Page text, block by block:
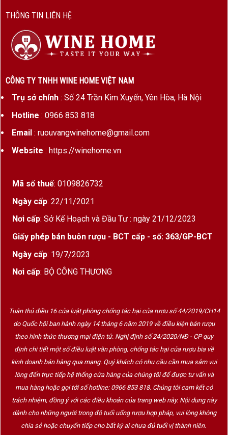
THÔNG TIN LIÊN HỆ
CÔNG TY TNHH WINE HOME VIỆT NAM
Trụ sở chính: Số 24 Trần Kim Xuyến, Yên Hòa, Hà Nội
Hotline : 0966 853 818
Email : ruouvangwinehome@gmail.com
Website : https://winehome.vn
Mã số thuế: 0109826732
Ngày cấp: 22/11/2021
Nơi cấp: Sở Kế Hoạch và Đầu Tư : ngày 21/12/2023
Giấy phép bán buôn rượu - BCT cấp - số: 363/GP-BCT
Ngày cấp: 19/7/2023
Nơi cấp: BỘ CÔNG THƯƠNG
Tuân thủ điều 16 của luật phòng chống tác hại của rượu số 44/2019/CH14
do Quốc hội ban hành ngày 14 tháng 6 năm 2019 về điều kiện bán rượu
theo hình thức thương mại điện tử. Nghị định số 24/2020/NĐ - CP quy
định chi tiết một số điều luật văn phòng, chống tác hại của rượu bia về
kinh doanh bán hàng qua mạng. Quý khách có nhu cầu cần mua sắm vui
lòng đến trực tiếp hệ thống cửa hàng của chúng tôi để được tư vấn và
mua hàng hoặc gọi tới số hotline: 0966 853 818. Chúng tôi cam kết có
trách nhiệm, đồng ý với các điều khoản của trang web này. Nội dung này
dành cho những người trong độ tuổi uống rượu hợp pháp, vui lòng không
chia sẻ hoặc chuyển tiếp cho bất kỳ ai chưa đủ tuổi vị thành niên.